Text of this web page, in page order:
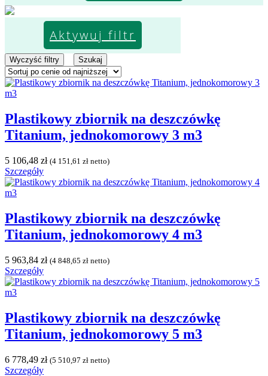
Aktywuj filtr
Wyczyść filtry Szukaj
Plastikowy zbiornik na deszczówkę
Titanium, jednokomorowy 3 m3
5 106,48 zł (4 151,61 zł netto)
Szczegóły
Plastikowy zbiornik na deszczówkę
Titanium, jednokomorowy 4 m3
5 963,84 zł (4 848,65 zł netto)
Szczegóły
Plastikowy zbiornik na deszczówkę
Titanium, jednokomorowy 5 m3
6 778,49 zł (5 510,97 zł netto)
Szczegóły